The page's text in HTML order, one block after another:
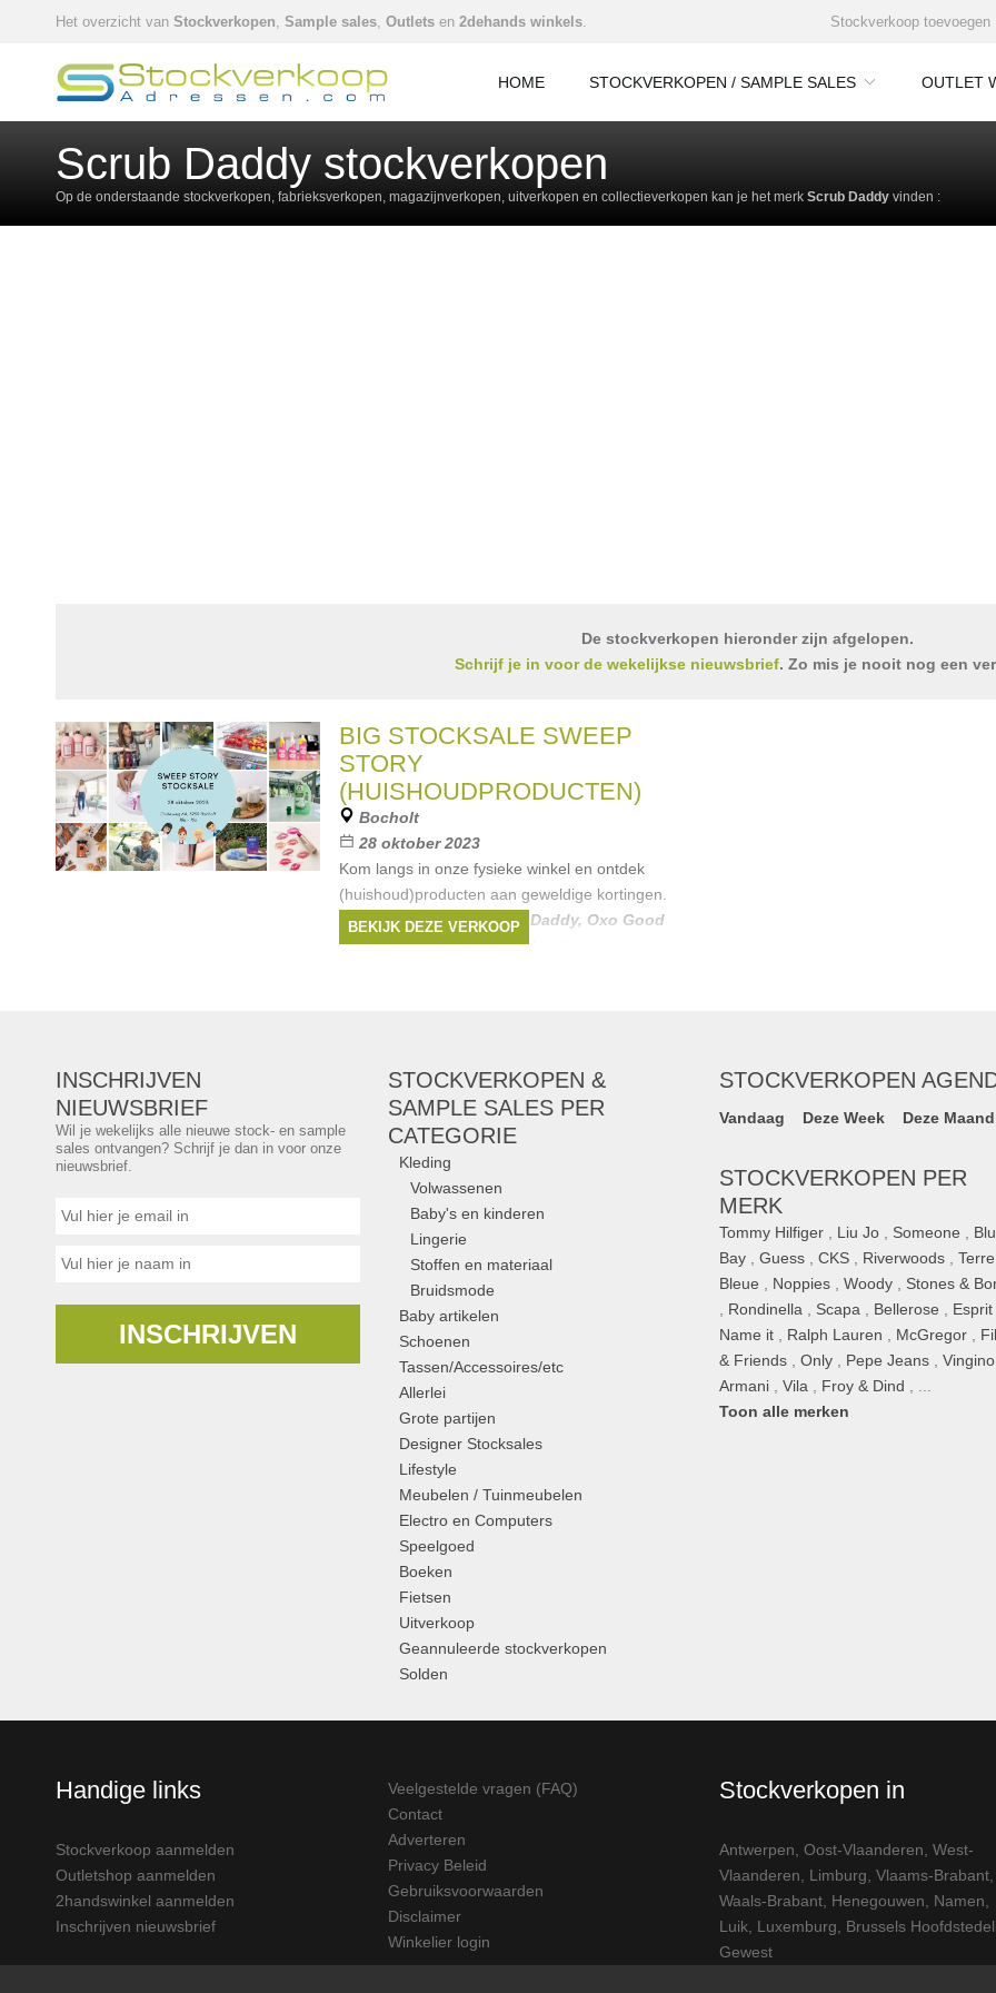
Het overzicht van Stockverkopen, Sample sales, Outlets en 2dehands winkels. Stockverkoop toevoegen
HOME STOCKVERKOPEN / SAMPLE SALES OUTLET
Scrub Daddy stockverkopen
Op de onderstaande stockverkopen, fabrieksverkopen, magazijnverkopen, uitverkopen en collectieverkopen kan je het merk Scrub Daddy vinden :
De stockverkopen hieronder zijn afgelopen.
Schrijf je in voor de wekelijkse nieuwsbrief. Zo mis je nooit nog een
BIG STOCKSALE SWEEP
STORY
(HUISHOUDPRODUCTEN)
Bocholt
28 oktober 2023
Kom langs in onze fysieke winkel en ontdek
(huishoud)producten aan geweldige kortingen.
Merken:J-Line,Scrub Daddy, Oxo Good
Grips,The Pink Stuff,Brabantia
BEKIJK DEZE VERKOOP
INSCHRIJVEN
NIEUWSBRIEF
Wil je wekelijks alle nieuwe stock- en sample
sales ontvangen? Schrijf je dan in voor onze
nieuwsbrief.
INSCHRIJVEN
STOCKVERKOPEN &
SAMPLE SALES PER
CATEGORIE
Kleding
Volwassenen
Baby's en kinderen
Lingerie
Stoffen en materiaal
Bruidsmode
Baby artikelen
Schoenen
Tassen/Accessoires/etc
Allerlei
Grote partijen
Designer Stocksales
Lifestyle
Meubelen / Tuinmeubelen
Electro en Computers
Speelgoed
Boeken
Fietsen
Uitverkoop
Geannuleerde stockverkopen
Solden
STOCKVERKOPEN
Vandaag Deze Week Deze Maand
STOCKVERKOPEN PER
MERK
Tommy Hilfiger Liu Jo Someone
Bay ,Guess ,CKS Riverwoods ,Terre
Bleue
Noppies ,Woody
Stones &
Rondinella Scapa Bellerose Esprit
Name it
Ralph Lauren McGregor
& Friends ,Only Pepe Jeans ,Vingino
Armani ,Vila Froy & Dind
Toon alle merken
Handige links
Stockverkoop aanmelden
Outletshop aanmelden
2handswinkel aanmelden
Inschrijven nieuwsbrief
Veelgestelde vragen (FAQ)
Contact
Adverteren
Privacy Beleid
Gebruiksvoorwaarden
Disclaimer
Winkelier login
Stockverkopen in
Antwerpen ,Oost-Vlaanderen ,West-
Vlaanderen
Limburg ,Vlaams-Brabant
Waals-Brabant Henegouwen Namen
Luik Luxemburg
Brussels
Gewest